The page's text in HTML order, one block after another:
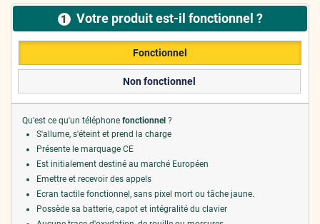
1 Votre produit est-il fonctionnel ?
Fonctionnel
Non fonctionnel
Qu'est ce qu'un téléphone fonctionnel ?
S'allume, s'éteint et prend la charge
Présente le marquage CE
Est initialement destiné au marché Européen
Emettre et recevoir des appels
Ecran tactile fonctionnel, sans pixel mort ou tâche jaune.
Possède sa batterie, capot et intégralité du clavier